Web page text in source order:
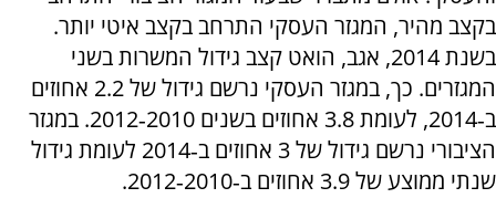
בקצב מהיר, המגזר העסקי התרחב בקצב איטי יותר.
בשנת 2014, אגב, הואט קצב גידול המשרות בשני
המגזרים. כך, במגזר העסקי נרשם גידול של 2.2 אחוזים
ב‑2014, לעומת 3.8 אחוזים בשנים 2010‑2012. במגזר
הציבורי נרשם גידול של 3 אחוזים ב‑2014 לעומת גידול
שנתי ממוצע של 3.9 אחוזים ב‑2010‑2012.